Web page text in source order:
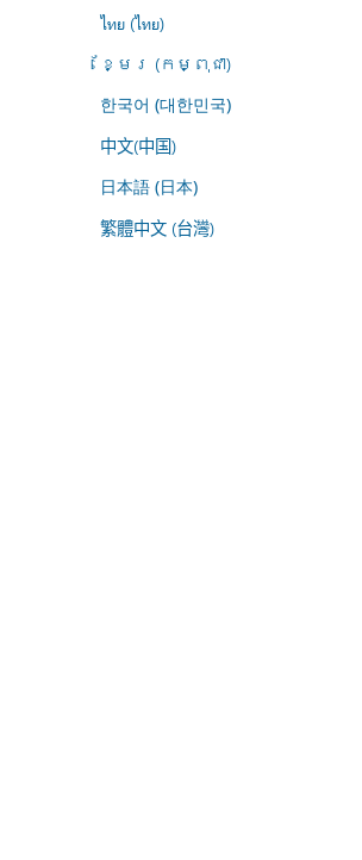
ไทย (ไทย)
ខ្មែរ (កម្ពុជា)
한국어 (대한민국)
中文(中国)
日本語 (日本)
繁體中文 (台灣)